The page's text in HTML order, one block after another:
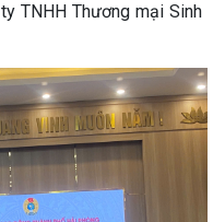
TNHH Thương mại Sinh